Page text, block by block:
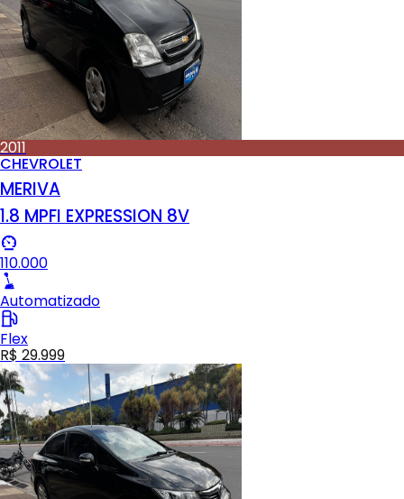
2011
CHEVROLET
MERIVA
1.8 MPFI EXPRESSION 8V
110.000
Automatizado
Flex
R$ 29.999